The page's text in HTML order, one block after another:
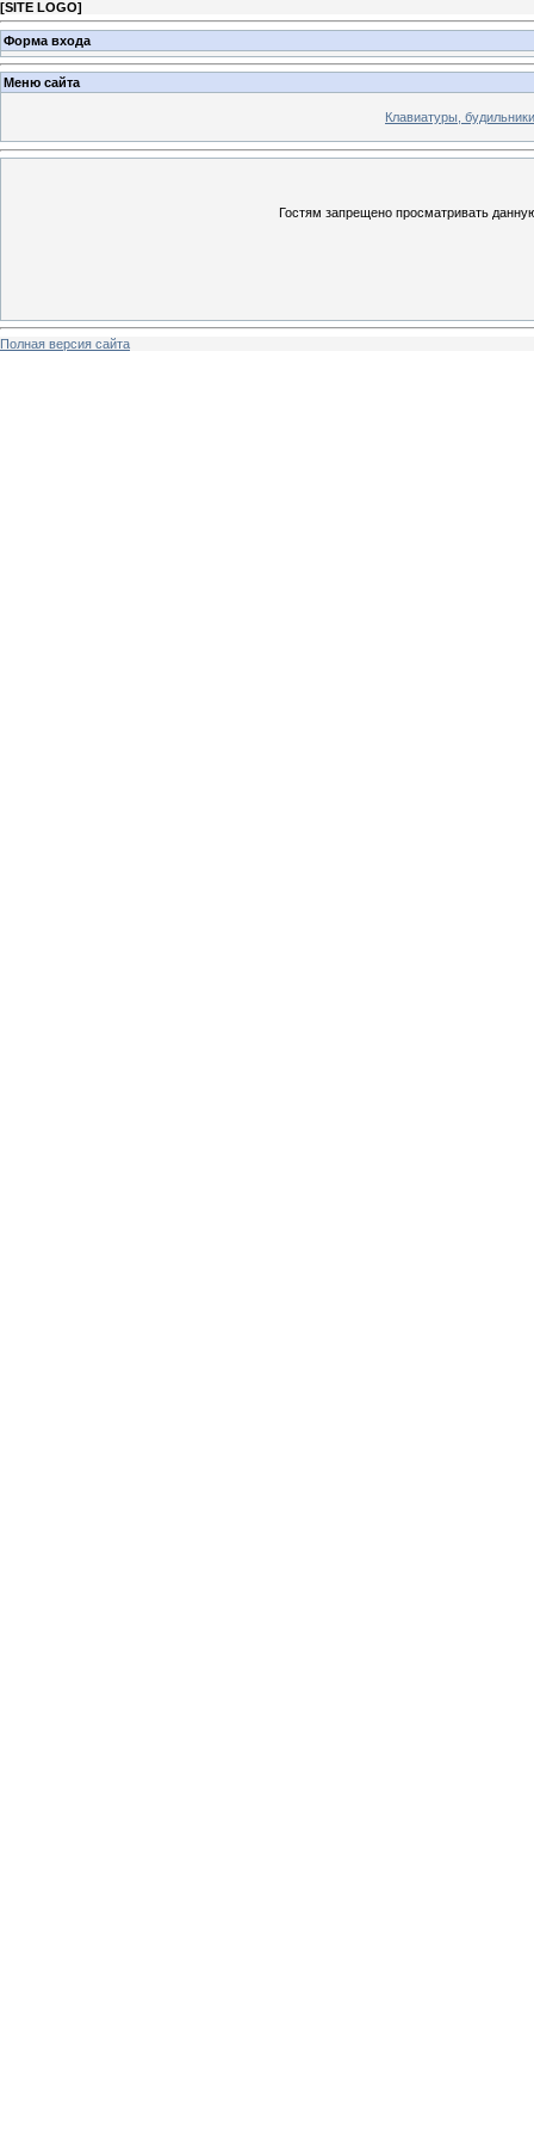
[SITE LOGO]
Форма входа
Меню сайта
Клавиатуры,
Гостям запрещено просматривать
Полная версия сайта